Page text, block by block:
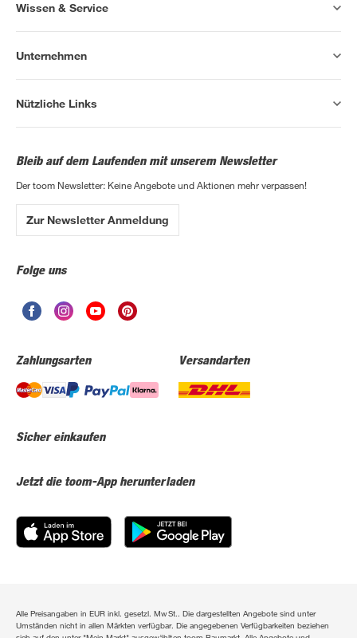
Wissen & Service
Unternehmen
Nützliche Links
Bleib auf dem Laufenden mit unserem Newsletter
Der toom Newsletter: Keine Angebote und Aktionen mehr verpassen!
Zur Newsletter Anmeldung
Folge uns
Zahlungsarten Versandarten
Sicher einkaufen
Jetzt die toom-App herunterladen
Alle Preisangaben in EUR inkl. gesetzl. MwSt.. Die dargestellten Angebote sind unter
Umständen nicht in allen Märkten verfügbar. Die angegebenen Verfügbarkeiten beziehen